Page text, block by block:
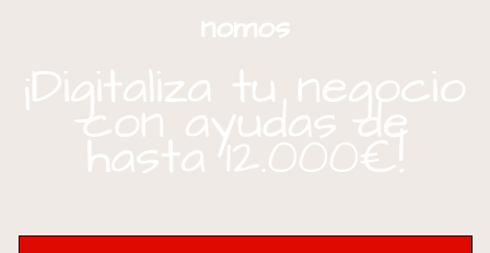
nomos
¡Digitaliza tu negocio
con ayudas de
hasta 12.000€!